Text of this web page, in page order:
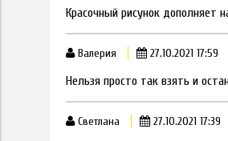
Красочный рисунок дополняет
Валерия 27.10.2021 17:59
Нельзя просто так взять и
Светлана 27.10.2021 17:39